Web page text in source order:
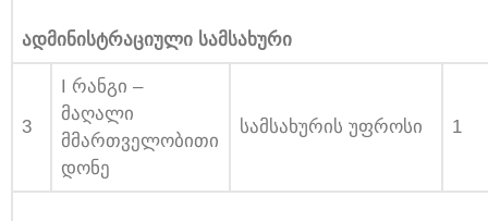
ადმინისტრაციული სამსახური
3
I რანგი –
მაღალი
მმართველობითი
დონე
სამსახურის უფროსი 1